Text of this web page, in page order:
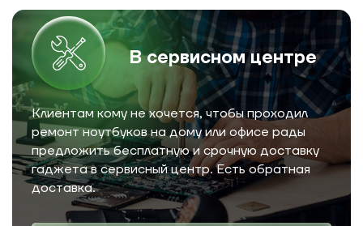
В сервисном центре
Клиентам кому не хочется, чтобы проходил
ремонт ноутбуков на дому или офисе рады
предложить бесплатную и срочную доставку
гаджета в сервисный центр. Есть обратная
доставка.